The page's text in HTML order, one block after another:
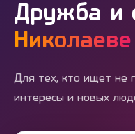
Дружба и
Николаеве
Для тех, кто ищет не
интересы и новых